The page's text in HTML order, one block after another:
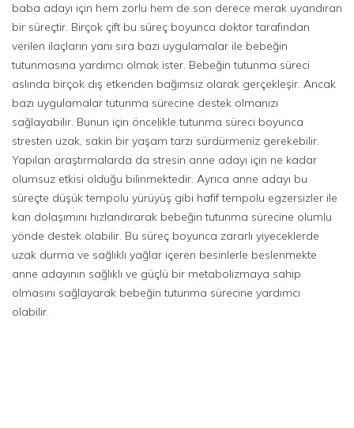
baba adayı için hem zorlu hem de son derece merak uyandıran
bir süreçtir. Birçok çift bu süreç boyunca doktor tarafından
verilen ilaçların yanı sıra bazı uygulamalar ile bebeğin
tutunmasına yardımcı olmak ister. Bebeğin tutunma süreci
aslında birçok dış etkenden bağımsız olarak gerçekleşir. Ancak
bazı uygulamalar tutunma sürecine destek olmanızı
sağlayabilir. Bunun için öncelikle tutunma süreci boyunca
stresten uzak, sakin bir yaşam tarzı sürdürmeniz gerekebilir.
Yapılan araştırmalarda da stresin anne adayı için ne kadar
olumsuz etkisi olduğu bilinmektedir. Ayrıca anne adayı bu
süreçte düşük tempolu yürüyüş gibi hafif tempolu egzersizler ile
kan dolaşımını hızlandırarak bebeğin tutunma sürecine olumlu
yönde destek olabilir. Bu süreç boyunca zararlı yiyeceklerde
uzak durma ve sağlıklı yağlar içeren besinlerle beslenmekte
anne adayının sağlıklı ve güçlü bir metabolizmaya sahip
olmasını sağlayarak bebeğin tutunma sürecine yardımcı
olabilir.